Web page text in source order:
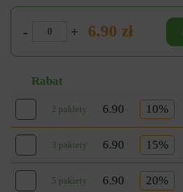
- + 6.90 zł
Rabat
2 pakiety 6.90 10%
3 pakiety 6.90 15%
5 pakiety 6.90 20%